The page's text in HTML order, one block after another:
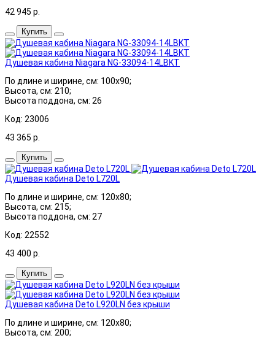
42 945 р.
Купить
Душевая кабина Niagara NG-33094-14LBKT
По длине и ширине, см: 100x90;
Высота, см: 210;
Высота поддона, см: 26
Код: 23006
43 365 р.
Купить
Душевая кабина Deto L720L
По длине и ширине, см: 120x80;
Высота, см: 215;
Высота поддона, см: 27
Код: 22552
43 400 р.
Купить
Душевая кабина Deto L920LN без крыши
По длине и ширине, см: 120x80;
Высота, см: 200;